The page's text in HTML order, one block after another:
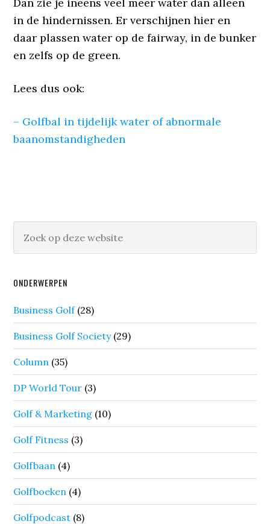
in de hindernissen. Er verschijnen hier en
daar plassen water op de fairway, in de bunker
en zelfs op de green.
Lees dus ook:
– Golfbal in tijdelijk water of abnormale
baanomstandigheden
ONDERWERPEN
Business Golf(28)
Business Golf Society(29)
Column (35)
DP World Tour (3)
Golf & Marketing (10)
Golf Fitness (3)
Golfbaan (4)
Golfboeken (4)
Golfpodcast (8)